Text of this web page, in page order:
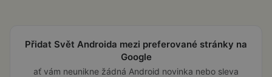
Přidat Svět Androida mezi preferované stránky na
Google
ať vám neunikne žádná Android novinka nebo sleva